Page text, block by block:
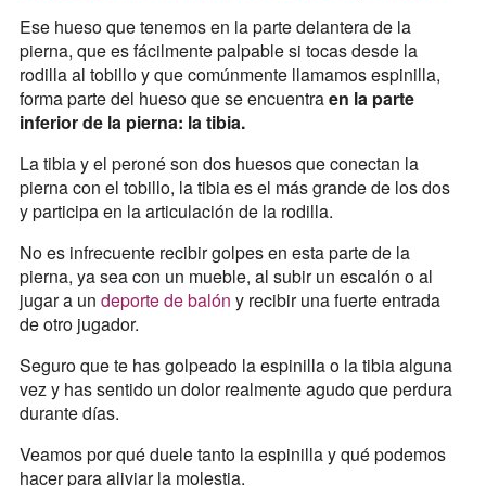
Ese hueso que tenemos en la parte delantera de la
pierna, que es fácilmente palpable si tocas desde la
rodilla al tobillo y que comúnmente llamamos espinilla,
forma parte del hueso que se encuentraen la parte
inferior de la pierna: la tibia.
La tibia y el peroné son dos huesos que conectan la
pierna con el tobillo, la tibia es el más grande de los dos
y participa en la articulación de la rodilla.
No es infrecuente recibir golpes en esta parte de la
pierna, ya sea con un mueble, al subir un escalón o al
jugar a un deporte de balón y recibir una fuerte entrada
de otro jugador.
Seguro que te has golpeado la espinilla o la tibia alguna
vez y has sentido un dolor realmente agudo que perdura
durante días.
Veamos por qué duele tanto la espinilla y qué podemos
hacer para aliviar la molestia.